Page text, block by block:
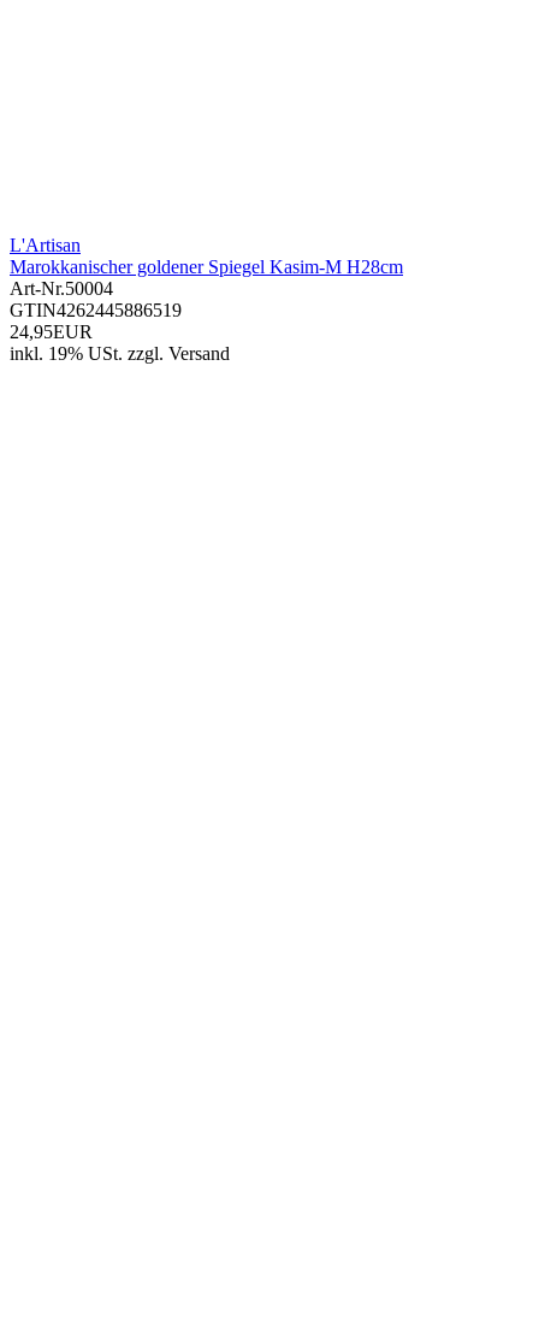
L'Artisan
Marokkanischer goldener Spiegel Kasim-M H28cm
Art-Nr.50004
GTIN4262445886519
24,95EUR
inkl. 19% USt. zzgl. Versand